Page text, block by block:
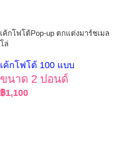
เค้กโฟโต้Pop-up ตกแต่งมาร์ชเมล
โล่
เค้กโฟโต้ 100 แบบ
ขนาด 2 ปอนด์
฿1,100